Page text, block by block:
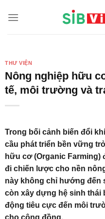
THƯ VIỆN
Nông nghiệp hữu
tế, môi trường và
Trong bối cảnh biến đổi
cầu phát triển bền vững
hữu cơ (Organic
đi chiến lược cho nền
này không chỉ hướng đến
còn xây dựng hệ sinh thái
động tiêu cực đến môi
cho cộng đồng.